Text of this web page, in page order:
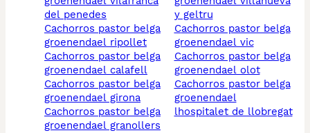
del penedes
cachorros pastor belga
groenendael ripollet
cachorros pastor belga
groenendael calafell
cachorros pastor belga
groenendael girona
cachorros pastor belga
groenendael granollers
y geltru
cachorros pastor belga
groenendael vic
cachorros pastor belga
groenendael olot
cachorros pastor belga
groenendael
lhospitalet de llobregat